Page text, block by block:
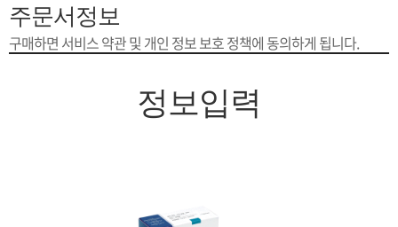
매
사
스
고 [무인택배함 이용 안내] 집 밖에 주소로 택배 받기
[2026구정 연휴]설 연휴 배송 및 휴무 안내
주문서정보
구매하면 서비스 약관 및 개인 정보 보호 정책에 동의하게 됩니다.
정보입력